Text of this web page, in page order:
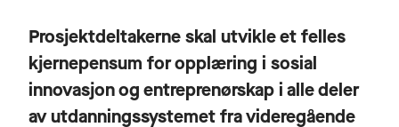
Prosjektdeltakerne skal utvikle et felles
kjernepensum for opplæring i sosial
innovasjon og entreprenørskap i alle deler
av utdanningssystemet fra videregående